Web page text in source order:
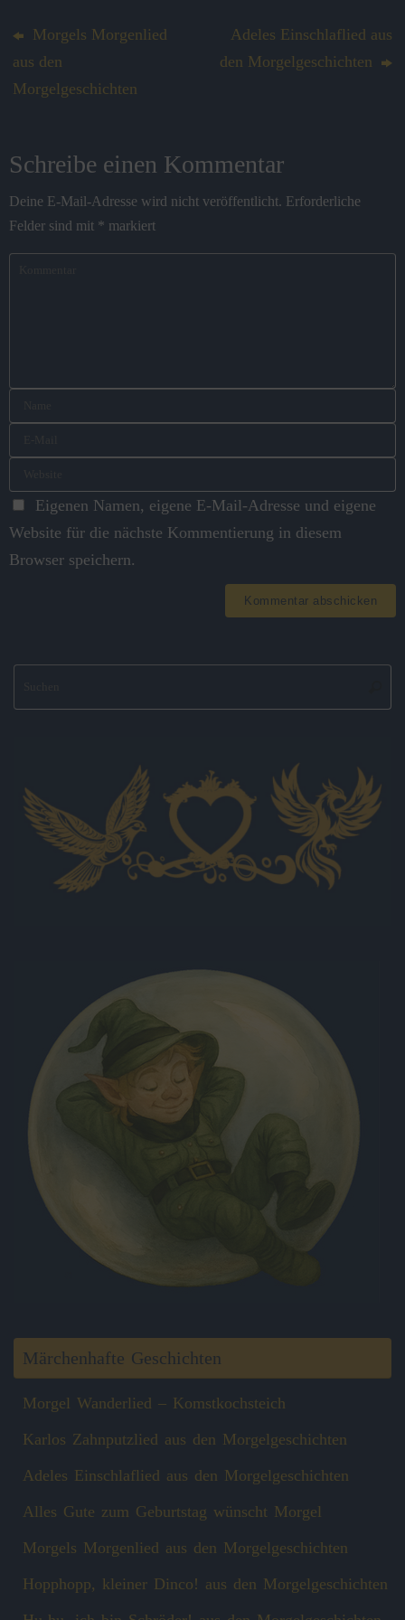
Morgels Morgenlied
aus den
Morgelgeschichten
Adeles Einschlaflied aus
den Morgelgeschichten
Schreibe einen Kommentar
Deine E-Mail-Adresse wird nicht veröffentlicht. Erforderliche
Felder sind mit * markiert
Eigenen Namen, eigene E-Mail-Adresse und eigene
Website für die nächste Kommentierung in diesem
Browser speichern.
Märchenhafte Geschichten
Morgel Wanderlied – Komstkochsteich
Karlos Zahnputzlied aus den Morgelgeschichten
Adeles Einschlaflied aus den Morgelgeschichten
Alles Gute zum Geburtstag wünscht Morgel
Morgels Morgenlied aus den Morgelgeschichten
Hopphopp, kleiner Dinco! aus den Morgelgeschichten